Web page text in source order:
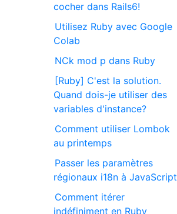
cocher dans Rails6!
Utilisez Ruby avec Google
Colab
NCk mod p dans Ruby
[Ruby] C'est la solution.
Quand dois-je utiliser des
variables d'instance?
Comment utiliser Lombok
au printemps
Passer les paramètres
régionaux i18n à JavaScript
Comment itérer
indéfiniment en Ruby